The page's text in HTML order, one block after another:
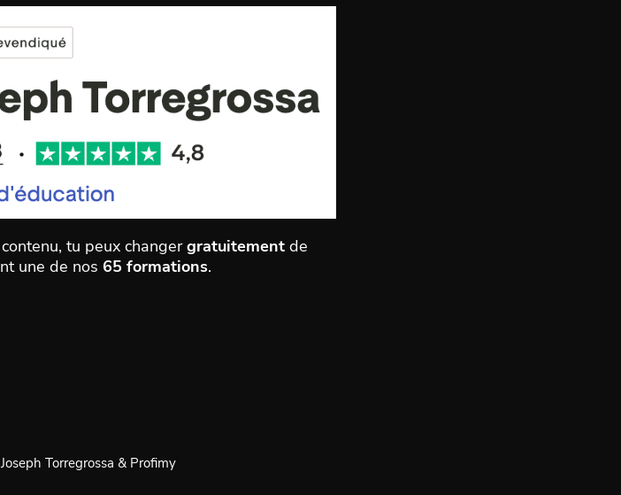
tu peux changergratuitement de
une de nos 65 formations.
Torregrossa & Profimy